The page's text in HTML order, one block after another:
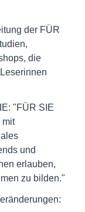
der FÜR
die
"FÜR SIE
mit
und
erlauben,
zu bilden."